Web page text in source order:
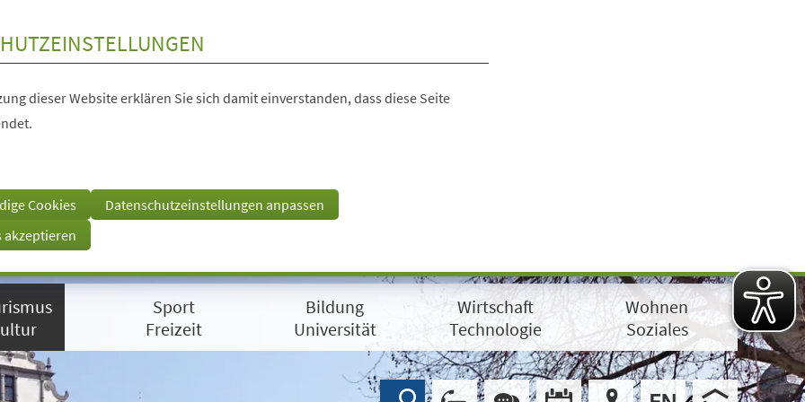
dieser Website erklären Sie sich damit einverstanden, dass diese Seite
Cookies
Datenschutzeinstellungen anpassen
akzeptieren
Sport
Freizeit
Bildung
Universität
Wirtschaft
Technologie
Wohnen
Soziales